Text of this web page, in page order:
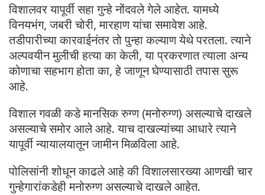
विशालवर यापूर्वी सहा गुन्हे नोंदवले गेले आहेत. यामध्ये
विनयभंग, जबरी चोरी, मारहाण यांचा समावेश आहे.
तडीपारीच्या कारवाईनंतर तो पुन्हा कल्याण येथे परतला. त्याने
अल्पवयीन मुलीची हत्या का केली, या प्रकरणात त्याला अन्य
कोणाचा सहभाग होता का, हे जाणून घेण्यासाठी तपास सुरू
आहे.
विशाल गवळी कडे मानसिक रुग्ण (मनोरुग्ण) असल्याचे दाखले
असल्याचे समोर आले आहे. याच दाखल्यांच्या आधारे त्याने
यापूर्वी न्यायालयातून जामीन मिळविला आहे.
पोलिसांनी शोधून काढले आहे की विशालसारख्या आणखी चार
गुन्हेगारांकडेही मनोरुग्ण असल्याचे दाखले आहेत.